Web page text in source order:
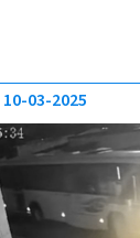
10-03-2025